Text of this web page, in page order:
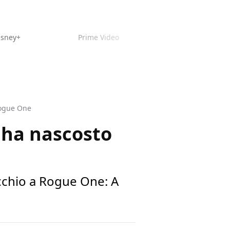
Prime Video
One
nascosto
a Rogue One: A